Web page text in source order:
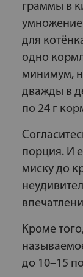
граммы в
для
одно
минимум,
дважды в
по 24 г
порция. И
миску до
Кроме
до 10–15